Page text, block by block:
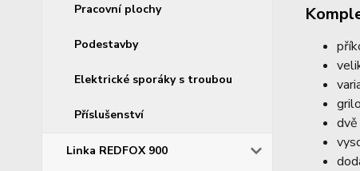
Pracovní plochy
Podestavby
Elektrické sporáky s troubou
Příslušenství
Linka REDFOX 900